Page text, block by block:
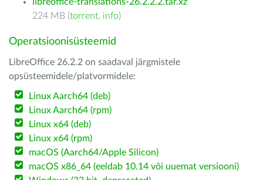
224 MB (torrent, info)
Operatsioonisüsteemid
LibreOffice 26.2.2 on saadaval järgmistele
opsüsteemidele/platvormidele:
Linux Aarch64 (deb)
Linux Aarch64 (rpm)
Linux x64 (deb)
Linux x64 (rpm)
macOS (Aarch64/Apple Silicon)
macOS x86_64 (eeldab 10.14 või uuemat versiooni)